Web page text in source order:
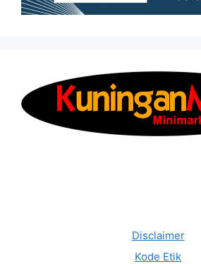
Disclaimer
Kode Etik